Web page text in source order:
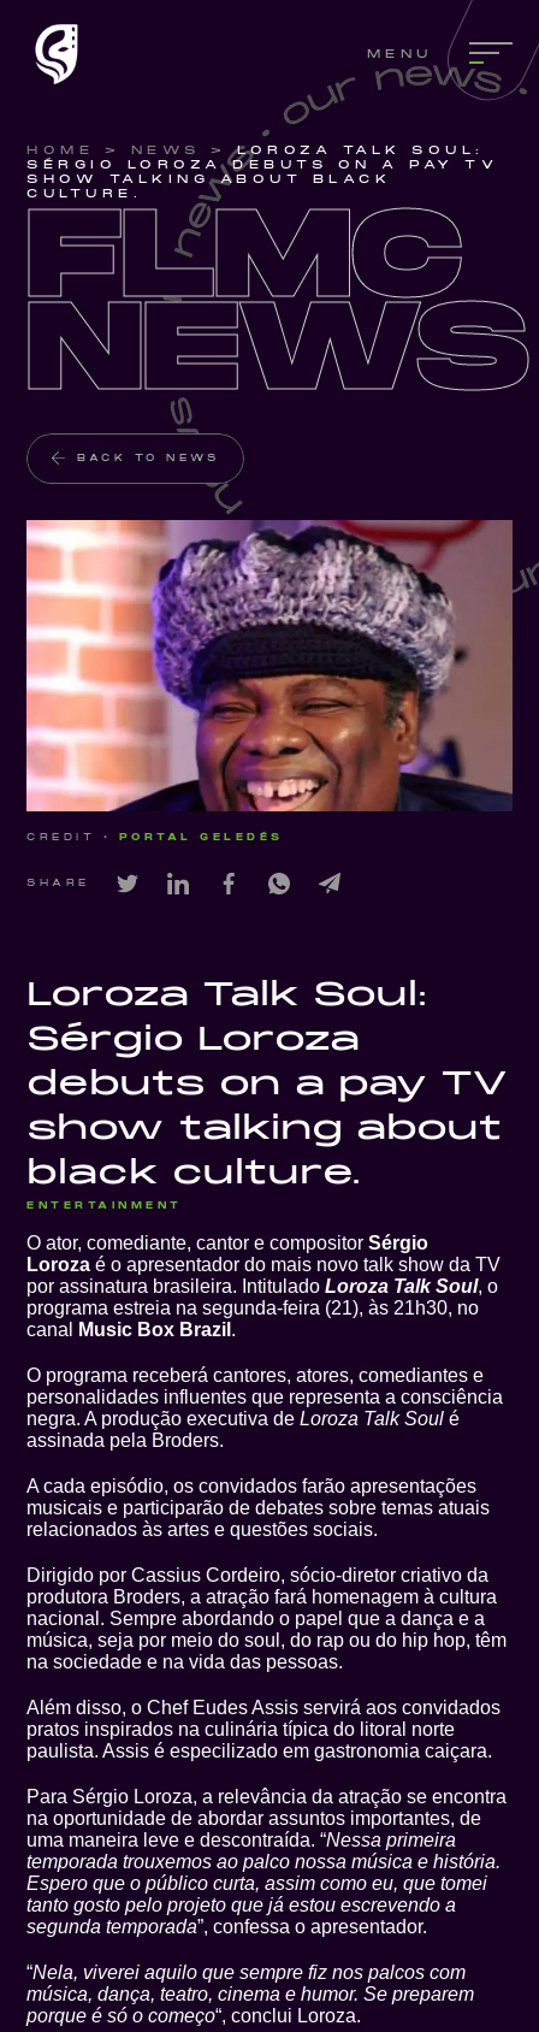
MENU
HOME > NEWS >LOROZA TALK SOUL:
SÉRGIO LOROZA DEBUTS ON A PAY TV
SHOW TALKING ABOUT BLACK
CULTURE.
FLMC
NEWS
BACK TO NEWS
CREDIT • PORTAL GELEDÉS
SHARE
Loroza Talk Soul:
Sérgio Loroza
debuts on a pay TV
show talking about
black culture.
ENTERTAINMENT
O ator, comediante, cantor e compositorSérgio
Loroza é o apresentador do mais novo talk show da TV
por assinatura brasileira. IntituladoLoroza Talk Soul, o
programa estreia na segunda-feira (21), às 21h30, no
canal
Music Box Brazil .
O programa receberá cantores, atores, comediantes e
personalidades influentes que representa a consciência
negra. A produção executiva deLoroza Talk Soulé
assinada pela Broders.
A cada episódio, os convidados farão apresentações
musicais e participarão de debates sobre temas atuais
relacionados às artes e questões sociais.
Dirigido por Cassius Cordeiro, sócio-diretor criativo da
produtora Broders, a atração fará homenagem à cultura
nacional. Sempre abordando o papel que a dança e a
música, seja por meio do soul, do rap ou do hip hop, têm
na sociedade e na vida das pessoas.
Além disso, o Chef Eudes Assis servirá aos convidados
pratos inspirados na culinária típica do litoral norte
paulista. Assis é especilizado em gastronomia caiçara.
Para Sérgio Loroza, a relevância da atração se encontra
na oportunidade de abordar assuntos importantes, de
uma maneira leve e descontraída. “Nessa primeira
temporada trouxemos ao palco nossa música e história.
Espero que o público curta, assim como eu, que tomei
tanto gosto pelo projeto que já estou escrevendo a
segunda temporada”, confessa o apresentador.
“Nela, viverei aquilo que sempre fiz nos palcos com
música, dança, teatro, cinema e humor. Se preparem
porque é só o começo“, conclui Loroza.